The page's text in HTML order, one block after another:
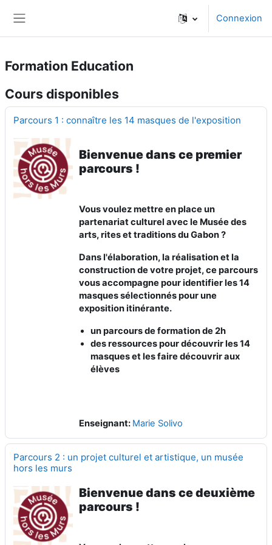
Connexion
Formation Education
Cours disponibles
Parcours 1 : connaître les 14 masques de l'exposition
Bienvenue dans ce premier
parcours !
Vous voulez mettre en place un
partenariat culturel avec le Musée des
arts, rites et traditions du Gabon ?
Dans l'élaboration, la réalisation et la
construction de votre projet, ce parcours
vous accompagne pour identifier les 14
masques sélectionnés pour une
exposition itinérante.
un parcours de formation de 2h
des ressources pour découvrir les 14
masques et les faire découvrir aux
élèves
Enseignant: Marie Solivo
Parcours 2 : un projet culturel et artistique, un musée
hors les murs
Bienvenue dans ce deuxième
parcours !